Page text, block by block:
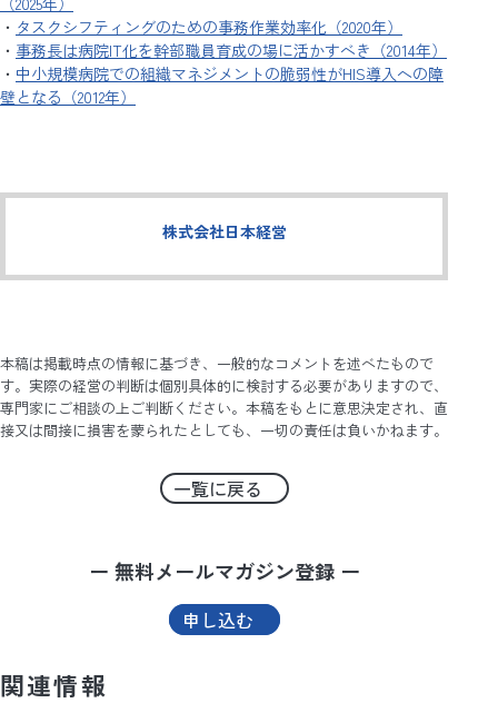
・ タスクシフティングのための事務作業効率化（2020年）
・ 事務長は病院IT化を幹部職員育成の場に活かすべき（2014年）
・ 中小規模病院での組織マネジメントの脆弱性がHIS導入への障
壁となる（2012年）
株式会社日本経営
本稿は掲載時点の情報に基づき、一般的なコメントを述べたもので
す。実際の経営の判断は個別具体的に検討する必要がありますので、
専門家にご相談の上ご判断ください。本稿をもとに意思決定され、直
接又は間接に損害を蒙られたとしても、一切の責任は負いかねます。
一覧に戻る
ー 無料メールマガジン登録 ー
申し込む
関連情報